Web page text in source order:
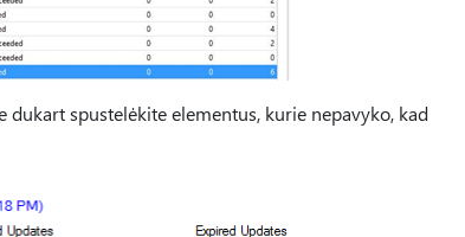
spustelėkite elementus, kurie nepavyko, kad